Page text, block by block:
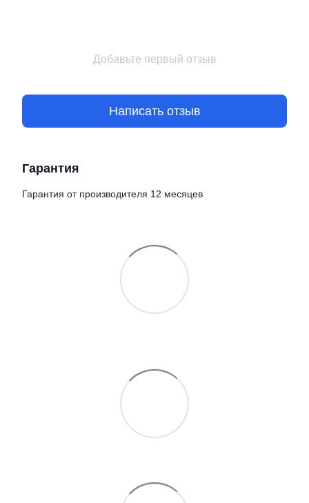
Добавьте первый отзыв
Написать отзыв
Гарантия
Гарантия от производителя 12 месяцев